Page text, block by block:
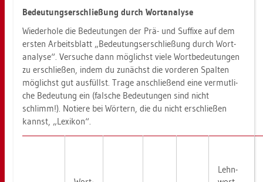
Be­deu­tungs­er­schlie­ßung durch Wort­ana­ly­se
Wie­der­ho­le die Be­deu­tun­gen der Prä- und Suf­fi­xe auf dem
ers­ten Ar­beits­blatt „Be­deu­tungs­er­schlie­ßung durch Wort­
ana­ly­se“. Ver­su­che dann mög­lichst viele Wort­be­deu­tun­gen
zu er­schlie­ßen, indem du zu­nächst die vor­de­ren Spal­ten
mög­lichst gut aus­füllst. Trage an­schlie­ßend eine ver­mut­li­
che Be­deu­tung ein (fal­sche Be­deu­tun­gen sind nicht
schlimm!). No­tie­re bei Wör­tern, die du nicht er­schlie­ßen
kannst, „Le­xi­kon“.
Lehn­